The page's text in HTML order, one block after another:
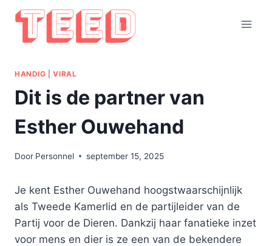
Doorgaan
naar
inhoud
HANDIG |VIRAL
Dit is de partner van
Esther Ouwehand
Door Personnel september 15, 2025
Je kent Esther Ouwehand hoogstwaarschijnlijk
als Tweede Kamerlid en de partijleider van de
Partij voor de Dieren. Dankzij haar fanatieke inzet
voor mens en dier is ze een van de bekendere